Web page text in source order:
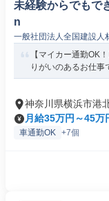
未経験からでもで
n
一般社団法人全国建設人
【マイカー通勤OK
りがいのあるお仕事
神奈川県横浜市港
月給35万円～45万
車通勤OK +7個